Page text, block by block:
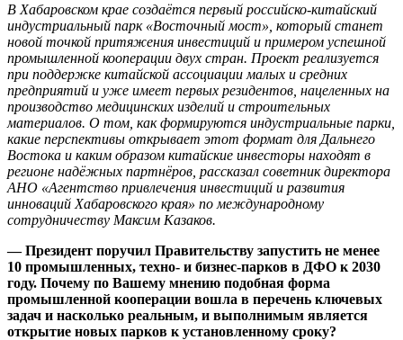
В Хабаровском крае создаётся первый российско-китайский
индустриальный парк «Восточный мост», который станет
новой точкой притяжения инвестиций и примером успешной
промышленной кооперации двух стран. Проект реализуется
при поддержке китайской ассоциации малых и средних
предприятий и уже имеет первых резидентов, нацеленных на
производство медицинских изделий и строительных
материалов. О том, как формируются индустриальные парки,
какие перспективы открывает этот формат для Дальнего
Востока и каким образом китайские инвесторы находят в
регионе надёжных партнёров, рассказал советник директора
АНО «Агентство привлечения инвестиций и развития
инноваций Хабаровского края» по международному
сотрудничеству Максим Казаков.
— Президент поручил Правительству запустить не менее
10 промышленных, техно- и бизнес-парков в ДФО к 2030
году. Почему по Вашему мнению подобная форма
промышленной кооперации вошла в перечень ключевых
задач и насколько реальным, и выполнимым является
открытие новых парков к установленному сроку?